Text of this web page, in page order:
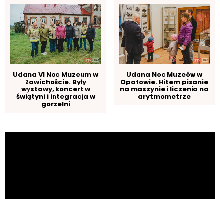
Udana VI Noc Muzeum w
Zawichoście. Były
wystawy, koncert w
świątyni i integracja w
gorzelni
Udana Noc Muzeów w
Opatowie. Hitem pisanie
na maszynie i liczenia na
arytmometrze